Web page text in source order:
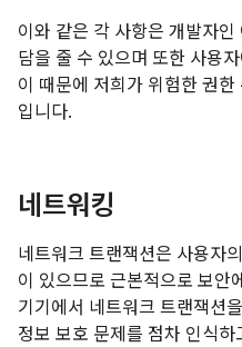
이와 같은 각 사항은 개발자
담을 줄 수 있으며 또한 사용
이 때문에 저희가 위험한 권
입니다.
네트워킹
네트워크 트랜잭션은 사용자
이 있으므로 근본적으로 보안
기기에서 네트워크 트랜잭션
정보 보호 문제를 점차 인식